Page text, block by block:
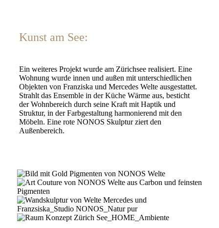
Kunst am See:
Ein weiteres Projekt wurde am Zürichsee realisiert. Eine
Wohnung wurde innen und außen mit unterschiedlichen
Objekten von Franziska und Mercedes Welte ausgestattet.
Strahlt das Ensemble in der Küche Wärme aus, besticht
der Wohnbereich durch seine Kraft mit Haptik und
Struktur, in der Farbgestaltung harmonierend mit den
Möbeln. Eine rote NONOS Skulptur ziert den
Außenbereich.
luxory
interior
painting
gold
Welte
nonos
couture
Franziska
NONOS